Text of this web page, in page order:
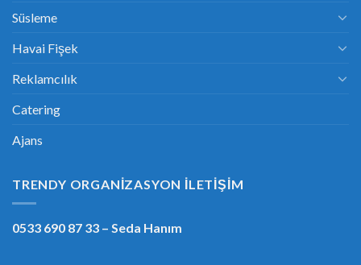
Süsleme
Havai Fişek
Reklamcılık
Catering
Ajans
TRENDY ORGANIZASYON İLETIŞIM
0533 690 87 33 – Seda Hanım